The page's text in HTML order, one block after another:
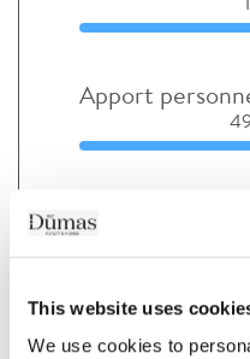
This website uses
We use cookies to
Apport
Taux d'intérêt
Taux d'assurance